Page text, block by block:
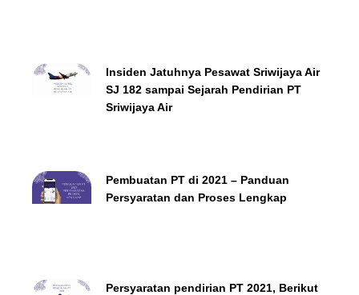
Insiden Jatuhnya Pesawat Sriwijaya Air
SJ 182 sampai Sejarah Pendirian PT
Sriwijaya Air
Pembuatan PT di 2021 – Panduan
Persyaratan dan Proses Lengkap
Persyaratan pendirian PT 2021, Berikut